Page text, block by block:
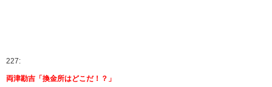
227:
両津勘吉「換金所はどこだ！？」